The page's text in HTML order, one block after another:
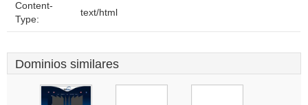
Content-
Type:
text/html
Dominios similares